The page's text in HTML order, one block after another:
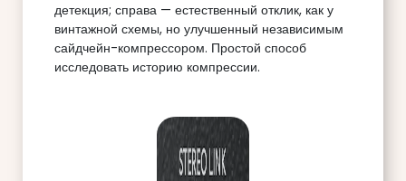
детекция; справа — естественный отклик, как у
винтажной схемы, но улучшенный независимым
сайдчейн-компрессором. Простой способ
исследовать историю компрессии.